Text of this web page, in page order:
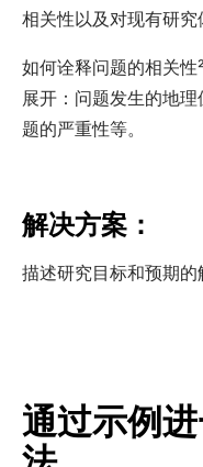
相关性以及对现有研究
如何诠释问题的相关性²
展开：问题发生的地
题的严重性等。
解决方案：
描述研究目标和预期的
通过示例